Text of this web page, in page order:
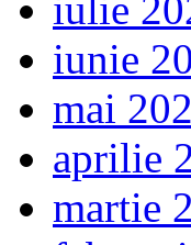
iunie
mai
aprilie
martie